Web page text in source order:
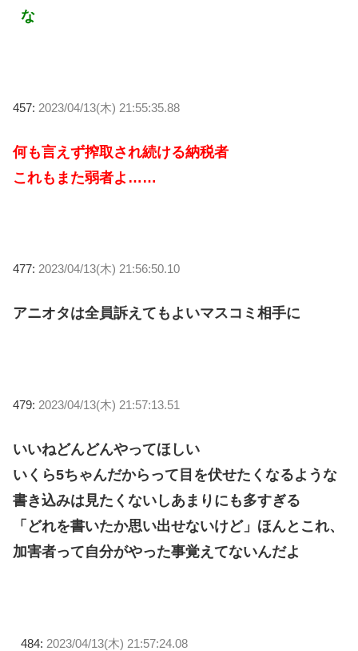
な
457: 2023/04/13(木) 21:55:35.88
何も言えず搾取され続ける納税者
これもまた弱者よ……
477: 2023/04/13(木) 21:56:50.10
アニオタは全員訴えてもよいマスコミ相手に
479: 2023/04/13(木) 21:57:13.51
いいねどんどんやってほしい
いくら5ちゃんだからって目を伏せたくなるような
書き込みは見たくないしあまりにも多すぎる
「どれを書いたか思い出せないけど」ほんとこれ、
加害者って自分がやった事覚えてないんだよ
484: 2023/04/13(木) 21:57:24.08